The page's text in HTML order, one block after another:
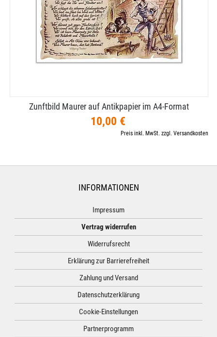
Zunftbild Maurer auf Antikpapier im A4-​Format
10,00 €
Preis inkl. MwSt. zzgl. Versandkosten
INFORMATIONEN
Impressum
Vertrag widerrufen
Widerrufsrecht
Erklärung zur Barrierefreiheit
Zahlung und Versand
Datenschutzerklärung
Cookie-Einstellungen
Partnerprogramm